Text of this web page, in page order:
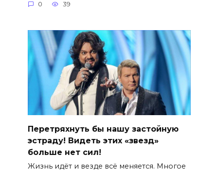
0 39
Перетряхнуть бы нашу застойную
эстраду! Видеть этих «звезд»
больше нет сил!
Жизнь идёт и везде всё меняется. Многое